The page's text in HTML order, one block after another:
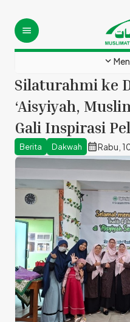
menu
expand_more
Silaturahmi ke
‘Aisyiyah,
Gali Inspirasi
Berita Dakwah calendar_monthRabu,